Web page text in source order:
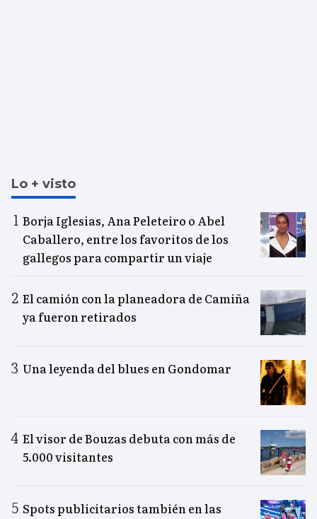
Lo + visto
Borja Iglesias, Ana Peleteiro o Abel
Caballero, entre los favoritos de los
gallegos para compartir un viaje
El camión con la planeadora de Camiña
ya fueron retirados
Una leyenda del blues en Gondomar
El visor de Bouzas debuta con más de
5.000 visitantes
Spots publicitarios también en las